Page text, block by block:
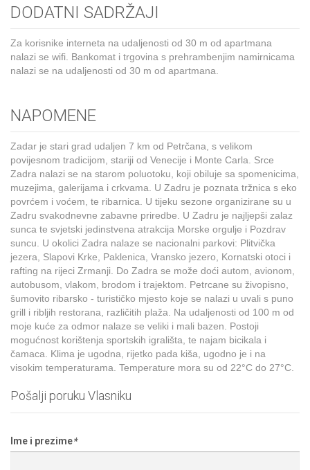
DODATNI SADRŽAJI
Za korisnike interneta na udaljenosti od 30 m od apartmana
nalazi se wifi. Bankomat i trgovina s prehrambenjim namirnicama
nalazi se na udaljenosti od 30 m od apartmana.
NAPOMENE
Zadar je stari grad udaljen 7 km od Petrčana, s velikom
povijesnom tradicijom, stariji od Venecije i Monte Carla. Srce
Zadra nalazi se na starom poluotoku, koji obiluje sa spomenicima,
muzejima, galerijama i crkvama. U Zadru je poznata tržnica s eko
povrćem i voćem, te ribarnica. U tijeku sezone organizirane su u
Zadru svakodnevne zabavne priredbe. U Zadru je najljepši zalaz
sunca te svjetski jedinstvena atrakcija Morske orgulje i Pozdrav
suncu. U okolici Zadra nalaze se nacionalni parkovi: Plitvička
jezera, Slapovi Krke, Paklenica, Vransko jezero, Kornatski otoci i
rafting na rijeci Zrmanji. Do Zadra se može doći autom, avionom,
autobusom, vlakom, brodom i trajektom. Petrcane su živopisno,
šumovito ribarsko - turističko mjesto koje se nalazi u uvali s puno
grill i ribljih restorana, različitih plaža. Na udaljenosti od 100 m od
moje kuće za odmor nalaze se veliki i mali bazen. Postoji
mogućnost korištenja sportskih igrališta, te najam bicikala i
čamaca. Klima je ugodna, rijetko pada kiša, ugodno je i na
visokim temperaturama. Temperature mora su od 22°C do 27°C.
Pošalji poruku Vlasniku
Ime i prezime*